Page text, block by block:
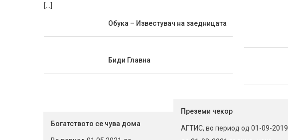
[…]
Обука – Известувач на заедницата
Биди Главна
Богатството се чува дома
Преземи чекор
АГТИС, во период од 01-09-2019